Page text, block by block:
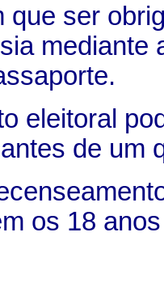
que ser
mediante
eleitoral
de um
os 18